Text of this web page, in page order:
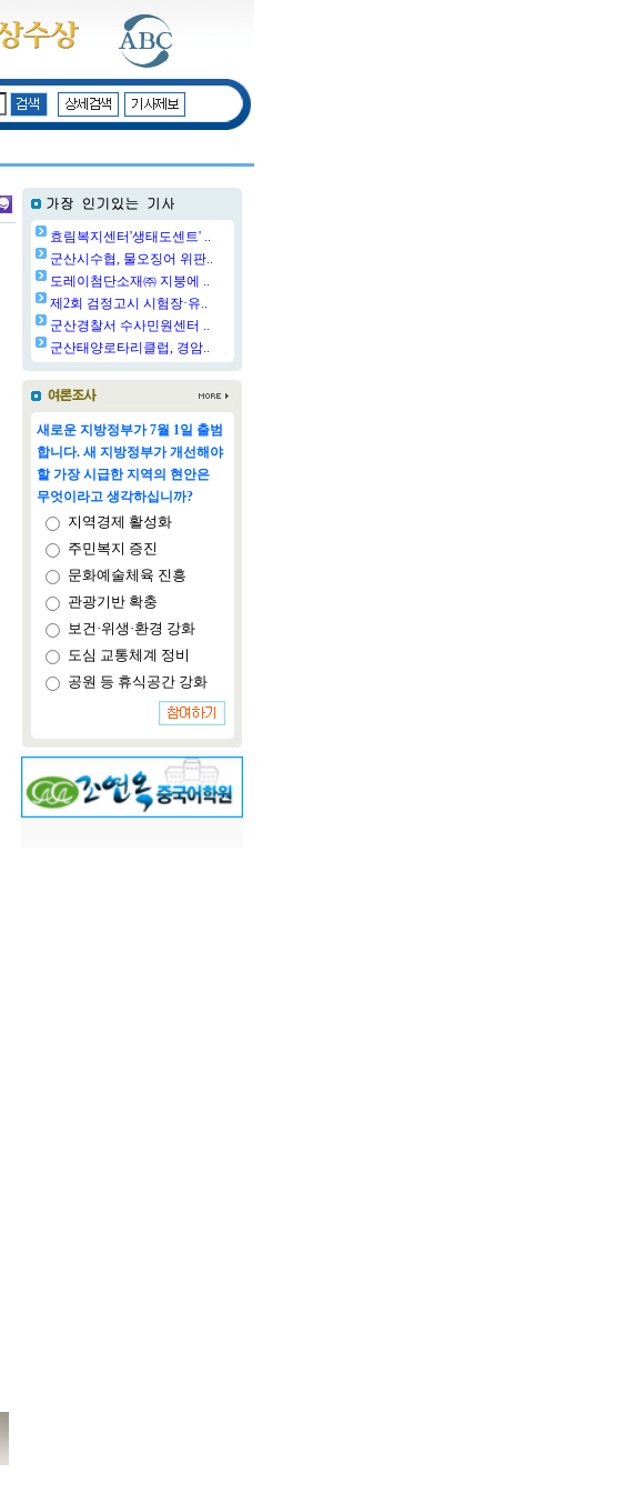
효림복지센터'생태도센트' ..
군산시수협, 물오징어 위판..
도레이첨단소재㈜ 지붕에 ..
제2회 검정고시 시험장·유..
군산경찰서 수사민원센터 ..
군산태양로타리클럽, 경암..
새로운 지방정부가 7월 1일 출범
합니다. 새 지방정부가 개선해야
할 가장 시급한 지역의 현안은
무엇이라고 생각하십니까?
지역경제 활성화
주민복지 증진
문화예술체육 진흥
관광기반 확충
보건·위생·환경 강화
도심 교통체계 정비
공원 등 휴식공간 강화